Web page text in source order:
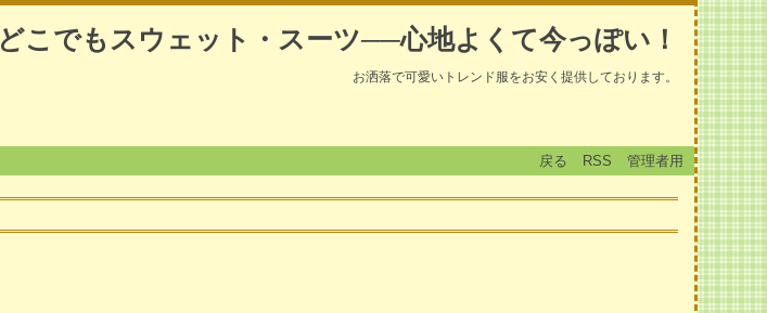
どこでもスウェット・スーツ──心地よくて今っぽい！
お洒落で可愛いトレンド服をお安く提供しております。
戻る RSS 管理者用